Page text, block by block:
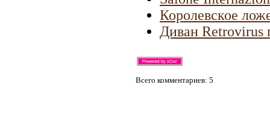
Королевское
Диван Retrovirus
Всего комментариев: 5